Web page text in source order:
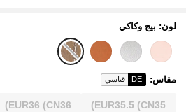
لون: بيج وكاكي
مقاس:
DE قياسي
EUR35.5 (CN35)
EUR36 (CN36)